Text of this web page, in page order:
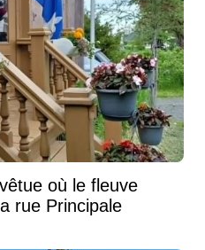
où le fleuve
rue Principale